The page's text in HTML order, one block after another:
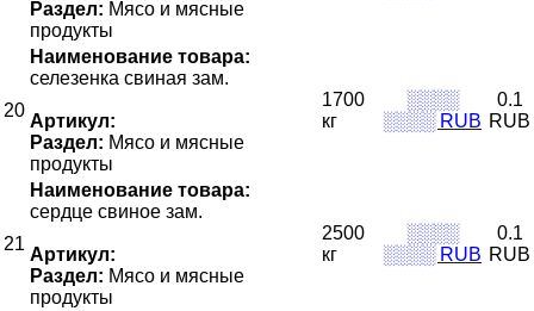
Раздел: Мясо и мясные
продукты
20
Наименование товара:
селезенка свиная зам.
Артикул:
Раздел: Мясо и мясные
продукты
1700
кг
░░░░
░░░░ RUB
0.1
RUB
21
Наименование товара:
сердце свиное зам.
Артикул:
Раздел: Мясо и мясные
продукты
2500
кг
░░░░
░░░░ RUB
0.1
RUB